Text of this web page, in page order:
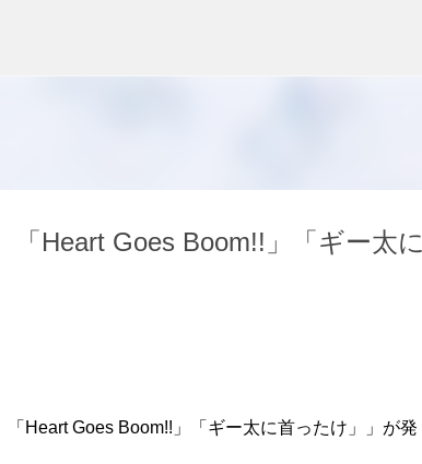
Heart Goes Boom!!」「ギー太に
Heart Goes Boom!!」「ギー太に首ったけ」」が発